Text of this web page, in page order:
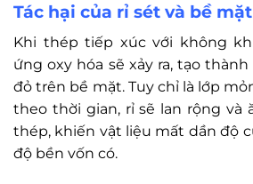
Tác hại của rỉ sét và bề
Khi thép tiếp xúc với không
ứng oxy hóa sẽ xảy ra, tạo
đỏ trên bề mặt. Tuy chỉ là lớp
theo thời gian, rỉ sẽ lan rộng và
thép, khiến vật liệu mất dần độ
độ bền vốn có.